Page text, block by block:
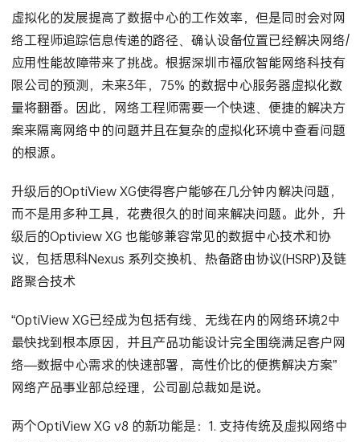
虚拟化的发展提高了数据中心的工作效率，但是同时会对网
络工程师追踪信息传递的路径、确认设备位置已经解决网络/
应用性能故障带来了挑战。根据深圳市福欣智能网络科技有
限公司的预测，未来3年，75% 的数据中心服务器虚拟化数
量将翻番。因此，网络工程师需要一个快速、便捷的解决方
案来隔离网络中的问题并且在复杂的虚拟化环境中查看问题
的根源。
升级后的OptiView XG使得客户能够在几分钟内解决问题，
而不是用多种工具，花费很久的时间来解决问题。此外，升
级后的Optiview XG 也能够兼容常见的数据中心技术和协
议，包括思科Nexus 系列交换机、热备路由协议(HSRP)及链
路聚合技术
“OptiView XG已经成为包括有线、无线在内的网络环境2中
最快找到根本原因，并且产品功能设计完全围绕满足客户网
络—数据中心需求的快速部署，高性价比的便携解决方案”
网络产品事业部总经理，公司副总裁如是说。
两个OptiView XG v8 的新功能是：1. 支持传统及虚拟网络中